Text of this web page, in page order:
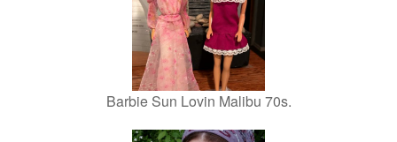
Barbie Sun Lovin Malibu 70s.